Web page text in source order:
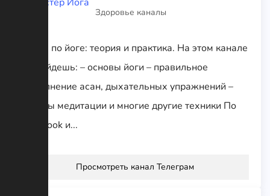
Здоровье каналы
Канал по йоге: теория и практика. На этом канале
ты найдешь: – основы йоги – правильное
выполнение асан, дыхательных упражнений –
основы медитации и многие другие техники По
yogabook и...
Просмотреть канал Телеграм